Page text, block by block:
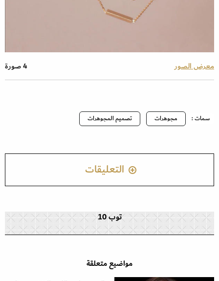
معرض الصور 4 صورة
سمات : مجوهرات تصميم المجوهرات
التعليقات
توب 10
مواضيع متعلقة